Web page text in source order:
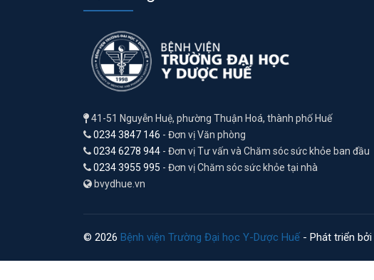
41-51 Nguyễn Huệ, phường Thuận Hoá, thành phố Huế
0234 3847 146 - Đơn vị Văn phòng
0234 6278 944 - Đơn vị Tư vấn và Chăm sóc sức khỏe ban đầu
0234 3955 995 - Đơn vị Chăm sóc sức khỏe tại nhà
bvydhue.vn
© 2026 Bệnh viện Trường Đại học Y-Dược Huế - Phát triển bởi